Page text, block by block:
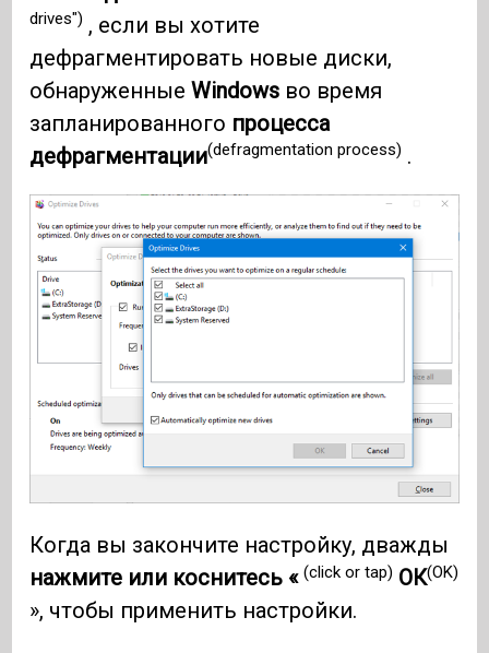
drives") , если вы хотите
дефрагментировать новые диски,
обнаруженныеWindows во время
запланированного процесса
дефрагментации(defragmentation process) .
Когда вы закончите настройку, дважды
нажмите или коснитесь «(click or tap) ОК(OK)
», чтобы применить настройки.